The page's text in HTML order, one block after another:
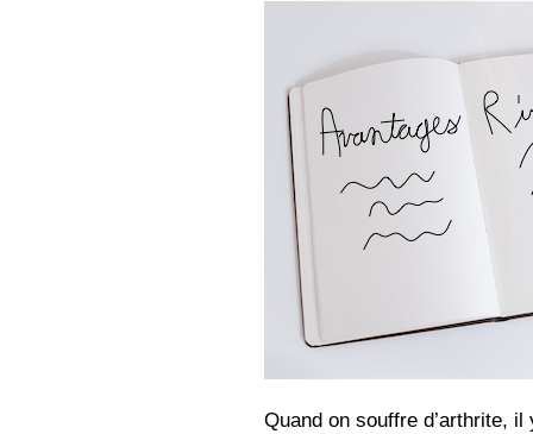
Quand on souffre d’arthrite,